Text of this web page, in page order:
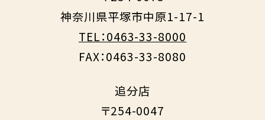
神奈川県平塚市中原1-17-1
TEL：0463-33-8000
FAX：0463-33-8080
追分店
〒254-0047